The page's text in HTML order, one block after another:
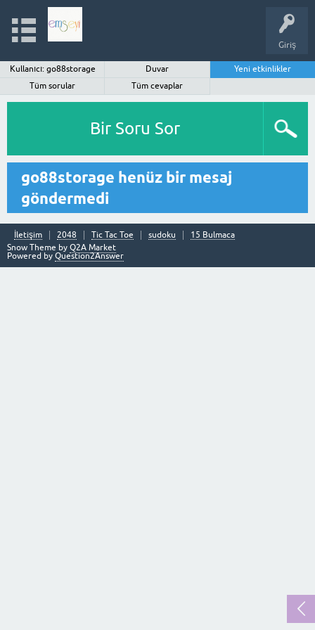
Giriş
Kullanıcı: go88storage Duvar
Yeni etkinlikler
Tüm sorular
Tüm cevaplar
Bir Soru Sor
go88storage henüz bir mesaj
göndermedi
İletişim 2048 Tic Tac Toe sudoku
15 Bulmaca
Snow Theme by Q2A Market
Powered by Question2Answer